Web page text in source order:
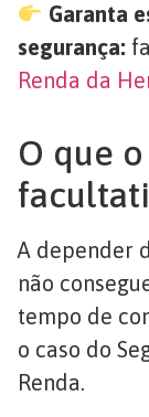
Garanta
segurança:
Renda da
O que
A depender
não
tempo de
o caso do
Renda.